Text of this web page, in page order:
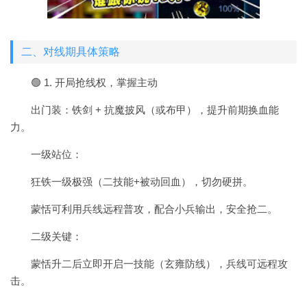
二、对线期具体策略
🟢 1. 开局抢线权，掌握主动
出门装：铁剑 + 抗魔披风（或布甲），提升前期换血能
力。
一级站位：
狂铁一级极强（二技能+被动回血），切勿硬拼。
蒙恬可利用兵线远程普攻，配合小兵输出，安全抢二。
二级关键：
蒙恬升二后立即开启一技能（玄雍防线），兵线可远程攻
击。